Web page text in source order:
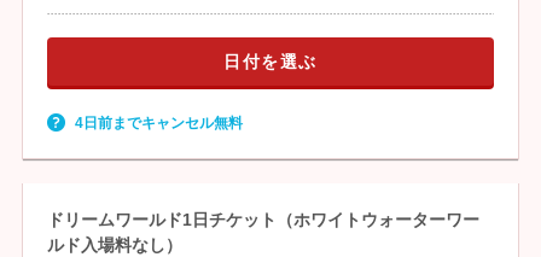
日付を選ぶ
4日前までキャンセル無料
ドリームワールド1日チケット（ホワイトウォーターワー
ルド入場料なし）